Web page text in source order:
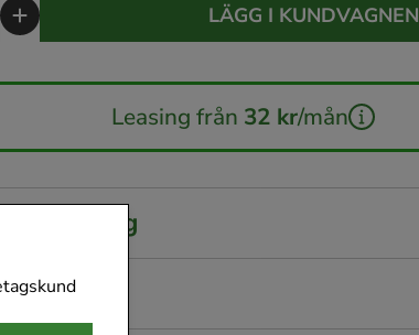
LÄGG I KUNDVAGNEN
Leasing från 32 kr/mån